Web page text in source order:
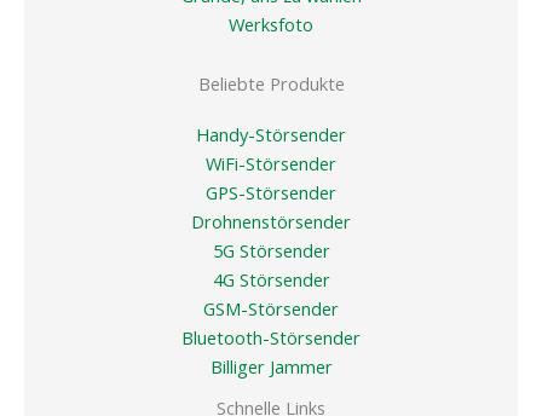
Werksfoto
Beliebte Produkte
Handy-Störsender
WiFi-Störsender
GPS-Störsender
Drohnenstörsender
5G Störsender
4G Störsender
GSM-Störsender
Bluetooth-Störsender
Billiger Jammer
Schnelle Links